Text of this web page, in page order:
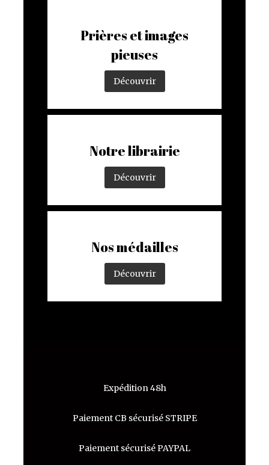
Prières et images
pieuses
Découvrir
Notre librairie
Découvrir
Nos médailles
Découvrir
Expédition 48h
Paiement CB sécurisé STRIPE
Paiement sécurisé PAYPAL